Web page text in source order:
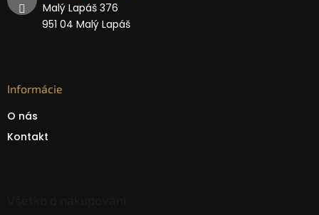
Malý Lapáš 376
951 04 Malý Lapáš
Informácie
O nás
Kontakt